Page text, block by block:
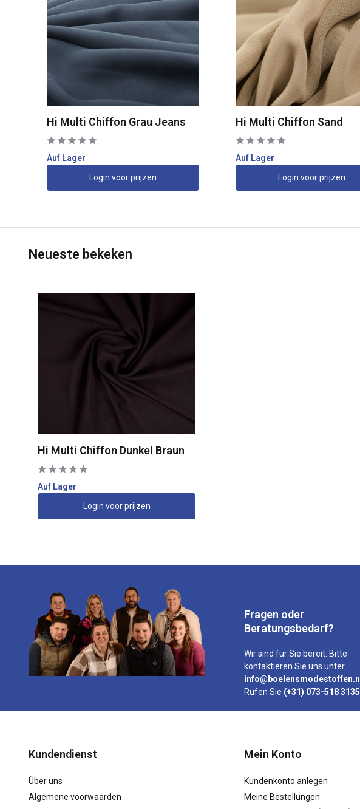
Hi Multi Chiffon Grau Jeans
Auf Lager
Login voor prijzen
Hi Multi Chiffon Sand
Auf Lager
Login voor prijzen
Neueste bekeken
Hi Multi Chiffon Dunkel Braun
Auf Lager
Login voor prijzen
Fragen oder
Beratungsbedarf?
Wir sind für Sie bereit. Bitte
kontaktieren Sie uns unter
info@boelensmodestoffen.nl
Rufen Sie (+31) 073-518 3135
Kundendienst
Über uns
Algemene voorwaarden
Mein Konto
Kundenkonto anlegen
Meine Bestellungen